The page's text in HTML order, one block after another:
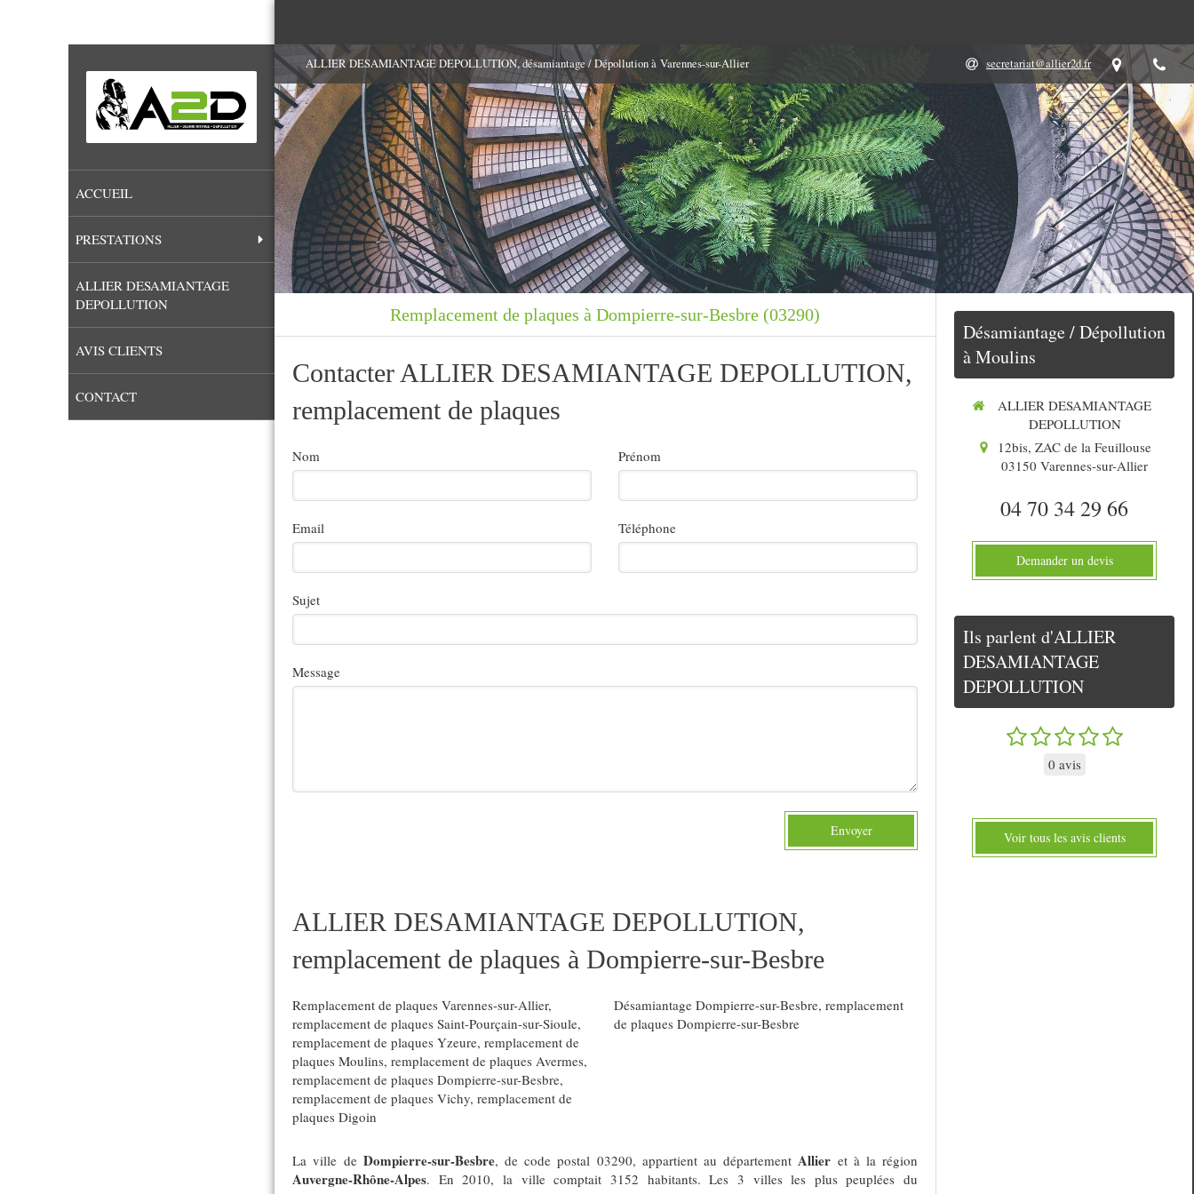
ACCUEIL
PRESTATIONS
ALLIER DESAMIANTAGE
DEPOLLUTION
AVIS CLIENTS
CONTACT
ALLIER DESAMIANTAGE DEPOLLUTION, désamiantage / Dépollution à Varennes-sur-Allier secretariat@allier2d.fr
Remplacement de plaques à Dompierre-sur-Besbre (03290)
Contacter ALLIER DESAMIANTAGE DEPOLLUTION,
remplacement de plaques
Nom Prénom
Email Téléphone
Sujet
Message
Envoyer
ALLIER DESAMIANTAGE DEPOLLUTION,
remplacement de plaques à Dompierre-sur-Besbre
Remplacement de plaques Varennes-sur-Allier,
remplacement de plaques Saint-Pourçain-sur-Sioule,
remplacement de plaques Yzeure,remplacement de
plaques Moulins,remplacement de plaques Avermes,
remplacement de plaques Dompierre-sur-Besbre,
remplacement de plaques Vichy,remplacement de
plaques Digoin
Désamiantage Dompierre-sur-Besbre,remplacement
de plaques Dompierre-sur-Besbre
La ville de Dompierre-sur-Besbre, de code postal 03290, appartient au départementAllier et à la région
Auvergne-Rhône-Alpes. En 2010, la ville comptait 3152 habitants. Les 3 villes les plus peuplées du
Désamiantage / Dépollution
à Moulins
ALLIER DESAMIANTAGE
DEPOLLUTION
12bis, ZAC de la Feuillouse
03150 Varennes-sur-Allier
04 70 34 29 66
Demander un devis
Ils parlent d'ALLIER
DESAMIANTAGE
DEPOLLUTION
0 avis
Voir tous les avis clients